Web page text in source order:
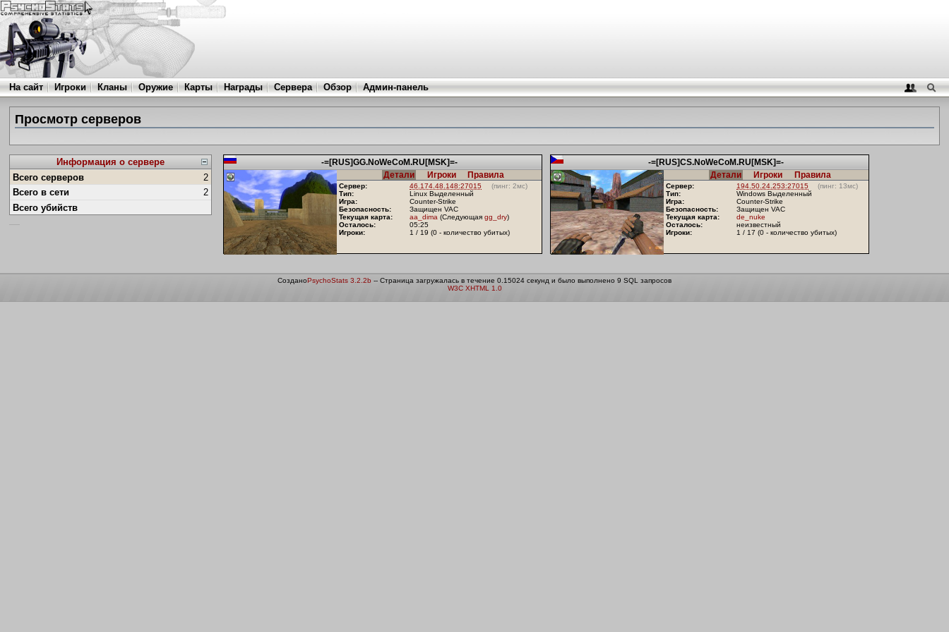
На сайт Игроки Кланы Оружие Карты Награды Сервера Обзор Админ-панель
Просмотр серверов
Информация о сервере
Всего серверов
2
Всего в сети
2
Всего убийств
-=[RUS]GG.NoWeCoM.RU[MSK]=-
Детали
Игроки Правила
Сервер: 46.174.48.148:27015
(пинг: 2мс)
Тип:
Linux Выделенный
Игра:
Counter-Strike
Безопасность:
Защищен VAC
Текущая карта:
aa_dima (Следующаяgg_dry)
Осталось:
05:25
Игроки:
1 / 19 (0 - количество убитых)
-=[RUS]CS.NoWeCoM.RU[MSK]=-
Детали
Игроки Правила
Сервер: 194.50.24.253:27015
(пинг: 13мс)
Тип:
Windows Выделенный
Игра:
Counter-Strike
Безопасность:
Защищен VAC
Текущая карта:
de_nuke
Осталось:
неизвестный
Игроки:
1 / 17 (0 - количество убитых)
СозданоPsychoStats 3.2.2b -- Страница загружалась в течение 0.15024 секунд и было выполнено 9 SQL запросов
W3C XHTML 1.0